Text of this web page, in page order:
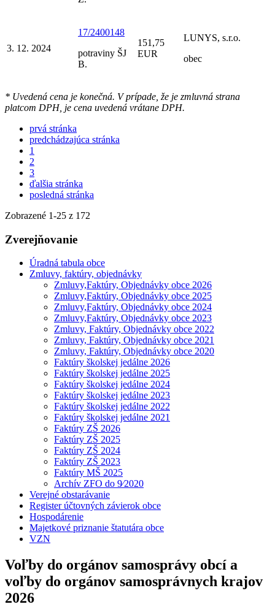
3. 12. 2024
17/2400148
potraviny ŠJ
B.
151,75
EUR
LUNYS, s.r.o.
obec
* Uvedená cena je konečná. V prípade, že je zmluvná strana
platcom DPH, je cena uvedená vrátane DPH.
prvá stránka
predchádzajúca stránka
1
2
3
ďalšia stránka
posledná stránka
Zobrazené 1-25 z 172
Zverejňovanie
Úradná tabula obce
Zmluvy, faktúry, objednávky
Zmluvy,Faktúry, Objednávky obce 2026
Zmluvy,Faktúry, Objednávky obce 2025
Zmluvy,Faktúry, Objednávky obce 2024
Zmluvy,Faktúry, Objednávky obce 2023
Zmluvy, Faktúry, Objednávky obce 2022
Zmluvy, Faktúry, Objednávky obce 2021
Zmluvy, Faktúry, Objednávky obce 2020
Faktúry školskej jedálne 2026
Faktúry školskej jedálne 2025
Faktúry školskej jedálne 2024
Faktúry školskej jedálne 2023
Faktúry školskej jedálne 2022
Faktúry školskej jedálne 2021
Faktúry ZŠ 2026
Faktúry ZŠ 2025
Faktúry ZŠ 2024
Faktúry ZŠ 2023
Faktúry MŠ 2025
Archív ZFO do 9⁄2020
Verejné obstarávanie
Register účtovných závierok obce
Hospodárenie
Majetkové priznanie štatutára obce
VZN
Voľby do orgánov samosprávy obcí a
voľby do orgánov samosprávnych krajov
2026